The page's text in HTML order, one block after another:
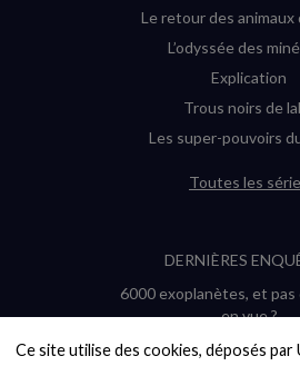
Ce site utilise des cookies, déposés par
Le retour des animaux
L’odyssée des
Explication
Trous noirs de
Les super-pouvoirs
Toutes les
DERNIÈRES
6000 exoplanètes, et pas
en vue ?
Quel avenir pour les